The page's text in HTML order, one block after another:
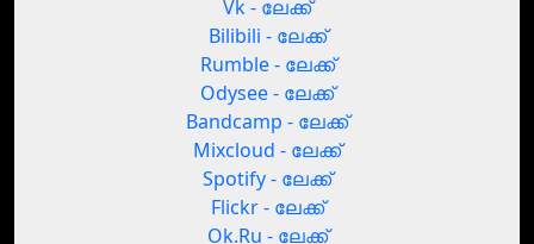
Vk - ലേക്ക്
Bilibili - ലേക്ക്
Rumble - ലേക്ക്
Odysee - ലേക്ക്
Bandcamp - ലേക്ക്
Mixcloud - ലേക്ക്
Spotify - ലേക്ക്
Flickr - ലേക്ക്
Ok.Ru - ലേക്ക്